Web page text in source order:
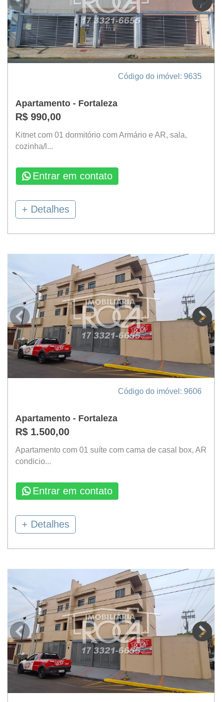
Código do imóvel: 9635
Apartamento - Fortaleza
R$ 990,00
Kitnet com 01 dormitório com Armário e AR, sala,
cozinha/l...
Entrar em contato
+ Detalhes
Código do imóvel: 9606
Apartamento - Fortaleza
R$ 1.500,00
Apartamento com 01 suíte com cama de casal box, AR
condicio...
Entrar em contato
+ Detalhes